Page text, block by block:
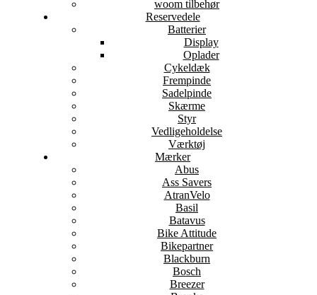
woom tilbehør
Reservedele
Batterier
Display
Oplader
Cykeldæk
Frempinde
Sadelpinde
Skærme
Styr
Vedligeholdelse
Værktøj
Mærker
Abus
Ass Savers
AtranVelo
Basil
Batavus
Bike Attitude
Bikepartner
Blackburn
Bosch
Breezer